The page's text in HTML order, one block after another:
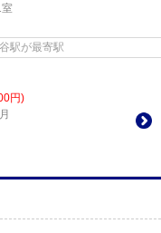
室
駅が最寄駅
円)